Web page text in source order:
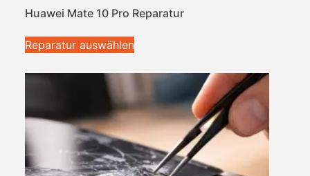
Huawei Mate 10 Pro Reparatur
Reparatur auswählen